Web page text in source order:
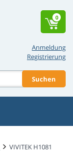
Anmeldung
Registrierung
Suchen
0
VIVITEK H1081